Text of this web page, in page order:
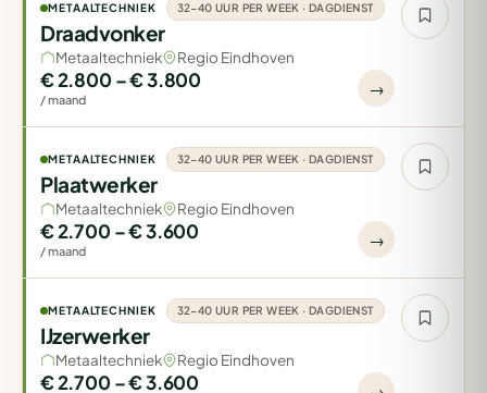
METAALTECHNIEK 32-40 UUR PER WEEK · DAGDIENST
Draadvonker
Metaaltechniek Regio Eindhoven
€ 2.800 – € 3.800
/ maand
→
METAALTECHNIEK 32-40 UUR PER WEEK · DAGDIENST
Plaatwerker
Metaaltechniek Regio Eindhoven
€ 2.700 – € 3.600
/ maand
→
METAALTECHNIEK 32-40 UUR PER WEEK · DAGDIENST
IJzerwerker
Metaaltechniek Regio Eindhoven
€ 2.700 – € 3.600